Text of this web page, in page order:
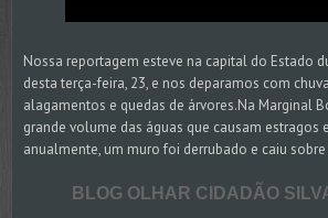
Nossa reportagem esteve na capital do Estado
desta terça-feira, 23, e nos deparamos com
alagamentos e quedas de árvores.Na Marginal
grande volume das águas que causam estragos
anualmente, um muro foi derrubado e caiu
BLOG OLHAR CIDADÃO